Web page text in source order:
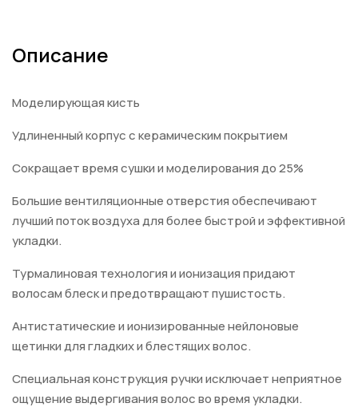
Описание
Моделирующая кисть
Удлиненный корпус с керамическим покрытием
Сокращает время сушки и моделирования до 25%
Большие вентиляционные отверстия обеспечивают
лучший поток воздуха для более быстрой и эффективной
укладки.
Турмалиновая технология и ионизация придают
волосам блеск и предотвращают пушистость.
Антистатические и ионизированные нейлоновые
щетинки для гладких и блестящих волос.
Специальная конструкция ручки исключает неприятное
ощущение выдергивания волос во время укладки.